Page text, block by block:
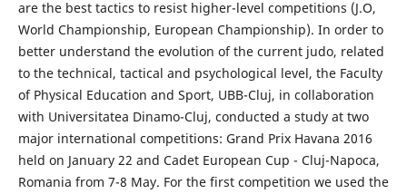
are the best tactics to resist higher-level competitions (J.O,
World Championship, European Championship). In order to
better understand the evolution of the current judo, related
to the technical, tactical and psychological level, the Faculty
of Physical Education and Sport, UBB-Cluj, in collaboration
with Universitatea Dinamo-Cluj, conducted a study at two
major international competitions: Grand Prix Havana 2016
held on January 22 and Cadet European Cup - Cluj-Napoca,
Romania from 7-8 May. For the first competition we used the